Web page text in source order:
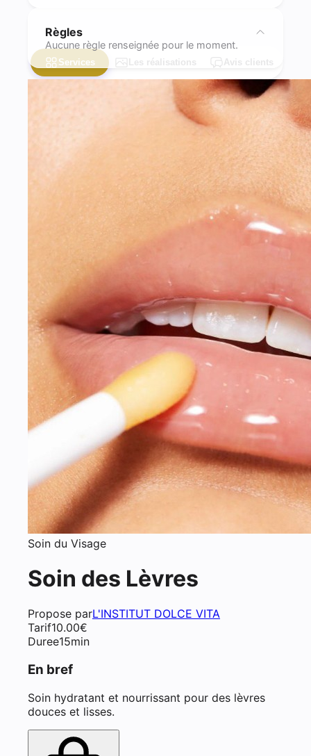
Règles
Aucune règle renseignée pour le moment.
Services Les réalisations Avis clients
Soin du Visage
Soin des Lèvres
Propose parL'INSTITUT DOLCE VITA
Tarif10.00€
Duree15min
En bref
Soin hydratant et nourrissant pour des lèvres
douces et lisses.